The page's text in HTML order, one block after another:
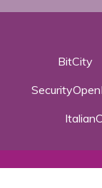
BitCity